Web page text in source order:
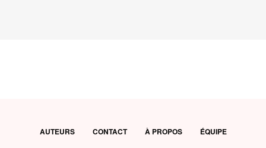
AUTEURS CONTACT À PROPOS ÉQUIPE